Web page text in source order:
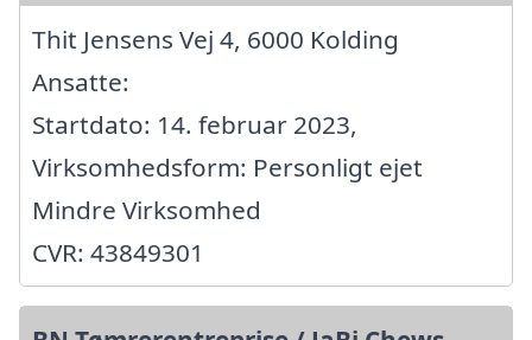
Thit Jensens Vej 4, 6000 Kolding
Ansatte:
Startdato: 14. februar 2023,
Virksomhedsform: Personligt ejet
Mindre Virksomhed
CVR: 43849301